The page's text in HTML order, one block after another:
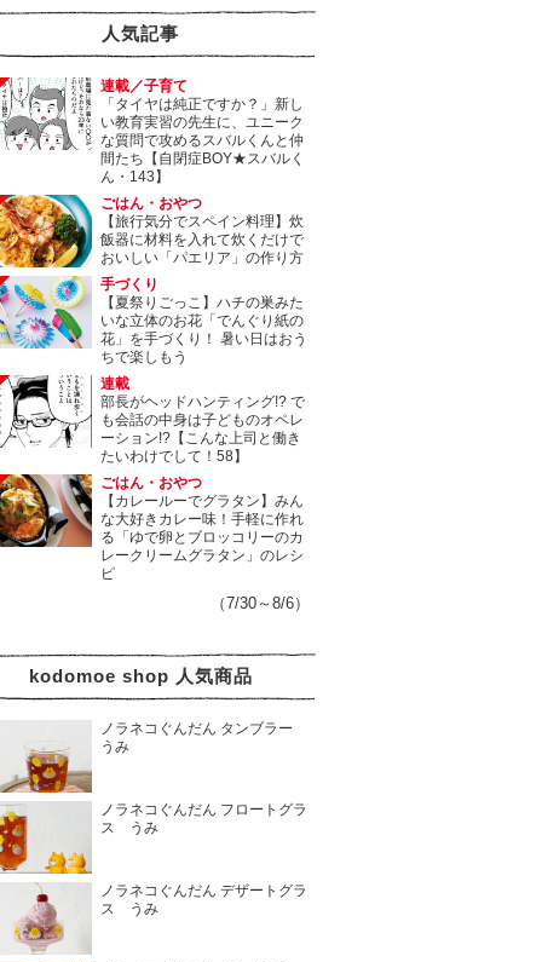
人気記事
連載／子育て
「タイヤは純正ですか？」新し
い教育実習の先生に、ユニーク
な質問で攻めるスバルくんと仲
間たち【自閉症BOY★スバルく
ん・143】
ごはん・おやつ
【旅行気分でスペイン料理】炊
飯器に材料を入れて炊くだけで
おいしい「パエリア」の作り方
手づくり
【夏祭りごっこ】ハチの巣みた
いな立体のお花「でんぐり紙の
花」を手づくり！ 暑い日はおう
ちで楽しもう
連載
部長がヘッドハンティング!? で
も会話の中身は子どものオペレ
ーション!?【こんな上司と働き
たいわけでして！58】
ごはん・おやつ
【カレールーでグラタン】みん
な大好きカレー味！手軽に作れ
る「ゆで卵とブロッコリーのカ
レークリームグラタン」のレシ
ピ
（7/30～8/6）
kodomoe shop 人気商品
ノラネコぐんだん タンブラー
うみ
ノラネコぐんだん フロートグラ
ス うみ
ノラネコぐんだん デザートグラ
ス うみ